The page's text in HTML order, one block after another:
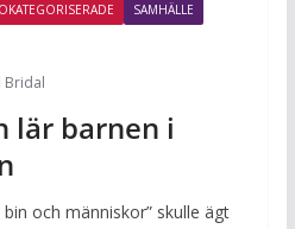
OKATEGORISERADE
SAMHÄLLE
Bridal
lär barnen i
och människor” skulle ägt